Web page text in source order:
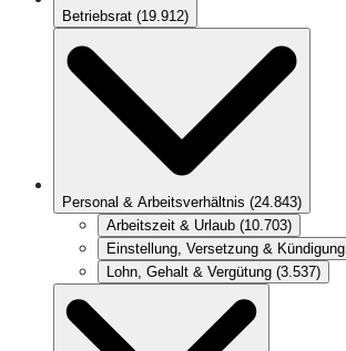
Betriebsrat (19.912)
Personal & Arbeitsverhältnis (24.843)
Arbeitszeit & Urlaub (10.703)
Einstellung, Versetzung & Kündigung
Lohn, Gehalt & Vergütung (3.537)